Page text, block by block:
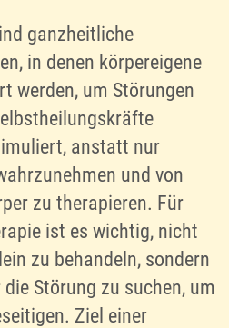
ganzheitliche
in denen körpereigene
werden, um Störungen
anstatt nur
und von
zu therapieren. Für
ist es wichtig, nicht
zu behandeln, sondern
Störung zu suchen, um
Ziel einer